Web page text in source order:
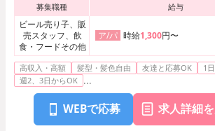
募集職種 給与
ビール売り子、販
売スタッフ、飲
食・フードその他
ア/パ 時給1,300円〜
高収入・高額 髪型・髪色自由 友達と応募OK
1
週2、3日からOK ...
WEBで応募 求人詳細